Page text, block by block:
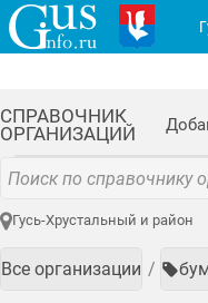
СПРАВОЧНИК
ОРГАНИЗАЦИЙ
Гусь-Хрустальный и район
Все организации